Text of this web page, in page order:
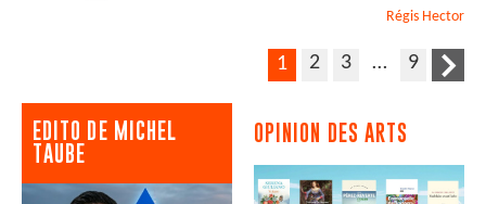
Régis Hector
1 2 3 … 9
EDITO DE MICHEL
TAUBE
OPINION DES ARTS